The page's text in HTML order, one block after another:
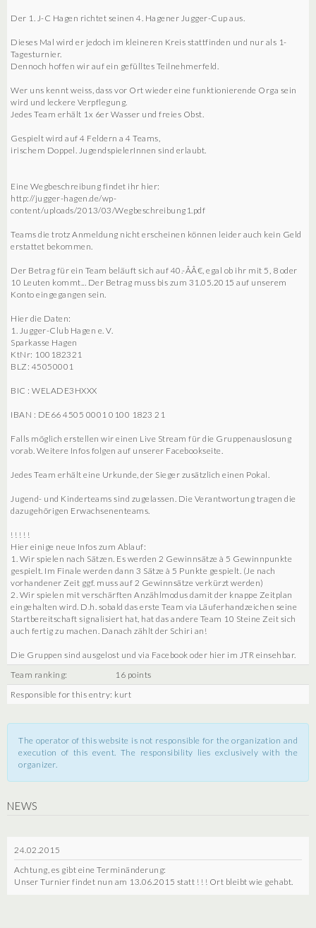
Der 1. J-C Hagen richtet seinen 4. Hagener Jugger-Cup aus.
Dieses Mal wird er jedoch im kleineren Kreis stattfinden und nur als 1-
Tagesturnier.
Dennoch hoffen wir auf ein gefülltes Teilnehmerfeld.
Wer uns kennt weiss, dass vor Ort wieder eine funktionierende Orga sein
wird und leckere Verpflegung.
Jedes Team erhält 1x 6er Wasser und freies Obst.
Gespielt wird auf 4 Feldern a 4 Teams,
irischem Doppel. JugendspielerInnen sind erlaubt.
Eine Wegbeschreibung findet ihr hier:
http://jugger-hagen.de/wp-
content/uploads/2013/03/Wegbeschreibung1.pdf
Teams die trotz Anmeldung nicht erscheinen können leider auch kein Geld
erstattet bekommen.
Der Betrag für ein Team beläuft sich auf 40.-ÂÂ€, egal ob ihr mit 5, 8 oder
10 Leuten kommt... Der Betrag muss bis zum 31.05.2015 auf unserem
Konto eingegangen sein.
Hier die Daten:
1. Jugger-Club Hagen e. V.
Sparkasse Hagen
KtNr: 100182321
BLZ: 45050001
BIC : WELADE3HXXX
IBAN : DE66 4505 0001 0100 1823 21
Falls möglich erstellen wir einen Live Stream für die Gruppenauslosung
vorab. Weitere Infos folgen auf unserer Facebookseite.
Jedes Team erhält eine Urkunde, der Sieger zusätzlich einen Pokal.
Jugend- und Kinderteams sind zugelassen. Die Verantwortung tragen die
dazugehörigen Erwachsenenteams.
! ! ! ! !
Hier einige neue Infos zum Ablauf:
1. Wir spielen nach Sätzen. Es werden 2 Gewinnsätze à 5 Gewinnpunkte
gespielt. Im Finale werden dann 3 Sätze à 5 Punkte gespielt. (Je nach
vorhandener Zeit ggf. muss auf 2 Gewinnsätze verkürzt werden)
2. Wir spielen mit verschärften Anzählmodus damit der knappe Zeitplan
eingehalten wird. D.h. sobald das erste Team via Läuferhandzeichen seine
Startbereitschaft signalisiert hat, hat das andere Team 10 Steine Zeit sich
auch fertig zu machen. Danach zählt der Schiri an!
Die Gruppen sind ausgelost und via Facebook oder hier im JTR einsehbar.
Team ranking:
16 points
Responsible for this entry: kurt
The operator of this website is not responsible for the organization and
execution of this event. The responsibility lies exclusively with the
organizer.
NEWS
24.02.2015
Achtung, es gibt eine Terminänderung:
Unser Turnier findet nun am 13.06.2015 statt ! ! ! Ort bleibt wie gehabt.